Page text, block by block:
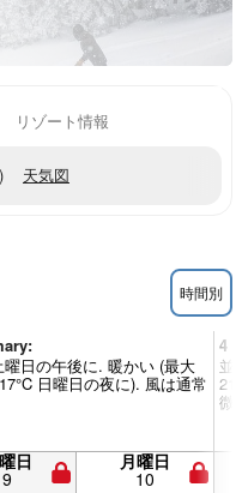
リゾート情報
天気図
時間別
日の午後に. 暖かい (最大
日曜日の夜に). 風は通常
4 -
並
微
日
9
月曜日
10